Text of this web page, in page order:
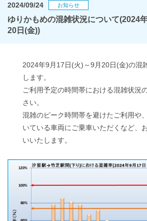
2024/09/24 お知らせ
ゆりかもめの混雑状況について(2024
20日(金))
2024年9月17日(火)～9月20日(金)の混
します。
ご利用予定の時間帯における混雑状況
さい。
混雑のピーク時間帯を避けたご利用や
いている車両にご乗車いただくなど、
いいたします。